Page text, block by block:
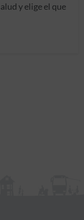
y elige el que